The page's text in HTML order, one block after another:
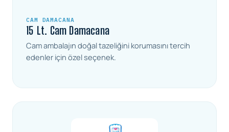
CAM DAMACANA
15 Lt. Cam Damacana
Cam ambalajın doğal tazeliğini korumasını tercih
edenler için özel seçenek.